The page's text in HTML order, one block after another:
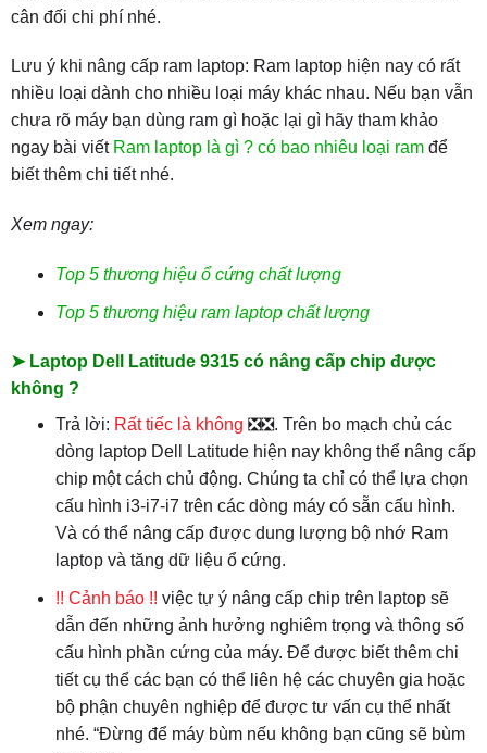
cân đối chi phí nhé.
Lưu ý khi nâng cấp ram laptop: Ram laptop hiện nay có rất
nhiều loại dành cho nhiều loại máy khác nhau. Nếu bạn vẫn
chưa rõ máy bạn dùng ram gì hoặc lại gì hãy tham khảo
ngay bài viết Ram laptop là gì ? có bao nhiêu loại ramđể
biết thêm chi tiết nhé.
Xem ngay:
Top 5 thương hiệu ổ cứng chất lượng
Top 5 thương hiệu ram laptop chất lượng
➤ Laptop Dell Latitude 9315 có nâng cấp chip được
không ?
Trả lời: Rất tiếc là không ❎❎. Trên bo mạch chủ các
dòng laptop Dell Latitude hiện nay không thể nâng cấp
chip một cách chủ động. Chúng ta chỉ có thể lựa chọn
cấu hình i3-i7-i7 trên các dòng máy có sẵn cấu hình.
Và có thể nâng cấp được dung lượng bộ nhớ Ram
laptop và tăng dữ liệu ổ cứng.
!! Cảnh báo !! việc tự ý nâng cấp chip trên laptop sẽ
dẫn đến những ảnh hưởng nghiêm trọng và thông số
cấu hình phần cứng của máy. Để được biết thêm chi
tiết cụ thể các bạn có thể liên hệ các chuyên gia hoặc
bộ phận chuyên nghiệp để được tư vấn cụ thể nhất
nhé. “Đừng để máy bùm nếu không bạn cũng sẽ bùm